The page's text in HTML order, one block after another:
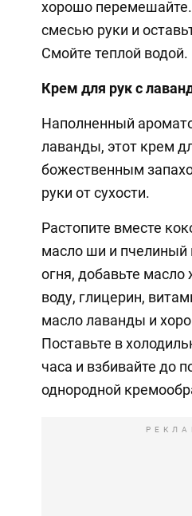
хорошо
смесью руки и
Смойте теплой водой.
Крем для рук с
Наполненный
лаванды, этот крем
божественным
руки от сухости.
Растопите вместе
масло ши и пчелиный
огня, добавьте
воду, глицерин,
масло лаванды и
Поставьте в
часа и взбивайте до
однородной